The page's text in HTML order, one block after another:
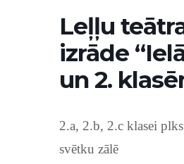
Leļļu
izrāde
un 2.
2.a, 2.b, 2.c klasei
svētku zālē